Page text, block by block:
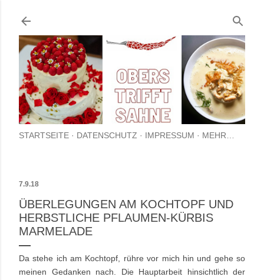
STARTSEITE DATENSCHUTZ IMPRESSUM MEHR…
7.9.18
ÜBERLEGUNGEN AM KOCHTOPF UND
HERBSTLICHE PFLAUMEN-KÜRBIS
MARMELADE
Da stehe ich am Kochtopf, rühre vor mich hin und gehe so
meinen Gedanken nach. Die Hauptarbeit hinsichtlich der